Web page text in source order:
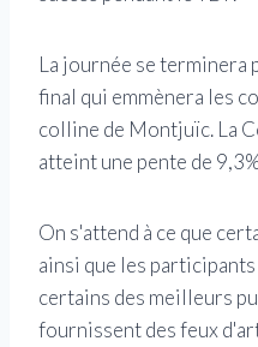
La journée se terminera
final qui emmènera les
colline de Montjuïc. La
atteint une pente de
On s'attend à ce que
ainsi que les
certains des meilleurs
fournissent des feux